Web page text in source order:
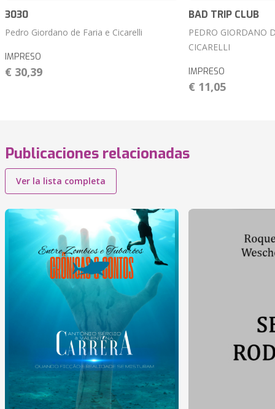
3030
Pedro Giordano de Faria e Cicarelli
IMPRESO
€ 30,39
BAD TRIP CLUB
PEDRO GIORDANO
CICARELLI
IMPRESO
€ 11,05
Publicaciones relacionadas
Ver la lista completa